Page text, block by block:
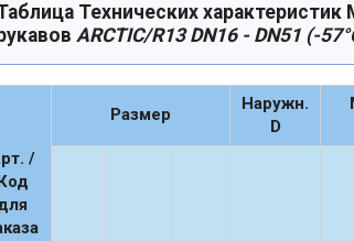
Технических
ARCTIC/R13 DN16 - DN51 (-
/
Размер
Наружн.
D